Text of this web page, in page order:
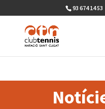
93 674 14 53